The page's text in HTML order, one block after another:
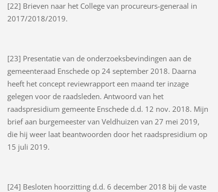
[22] Brieven naar het College van procureurs-generaal in
2017/2018/2019.
[23] Presentatie van de onderzoeksbevindingen aan de
gemeenteraad Enschede op 24 september 2018. Daarna
heeft het concept reviewrapport een maand ter inzage
gelegen voor de raadsleden. Antwoord van het
raadspresidium gemeente Enschede d.d. 12 nov. 2018. Mijn
brief aan burgemeester van Veldhuizen van 27 mei 2019,
die hij weer laat beantwoorden door het raadspresidium op
15 juli 2019.
[24] Besloten hoorzitting d.d. 6 december 2018 bij de vaste